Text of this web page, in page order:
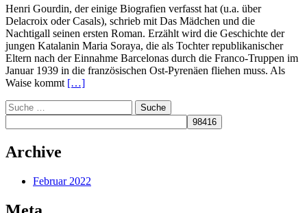
Henri Gourdin, der einige Biografien verfasst hat (u.a. über
Delacroix oder Casals), schrieb mit Das Mädchen und die
Nachtigall seinen ersten Roman. Erzählt wird die Geschichte der
jungen Katalanin Maria Soraya, die als Tochter republikanischer
Eltern nach der Einnahme Barcelonas durch die Franco-Truppen im
Januar 1939 in die französischen Ost-Pyrenäen fliehen muss. Als
Waise kommt Read
Das
Mädchen
[…]
Suche
nach:
Archive
Februar 2022